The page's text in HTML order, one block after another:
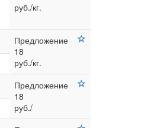
руб./кг.
Предложение
18
руб./кг.
Предложение
18
руб./